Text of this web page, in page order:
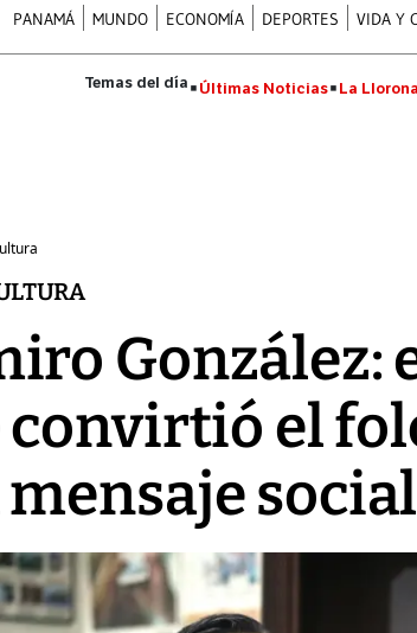
PANAMÁ MUNDO ECONOMÍA DEPORTES VIDA Y
Últimas Noticias La Llorona
González:
convirtió el
social